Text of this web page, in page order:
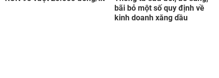
bãi bỏ một số quy định về
kinh doanh xăng dầu